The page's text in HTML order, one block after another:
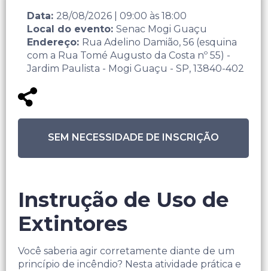
Data: 28/08/2026 09:00 às 18:00
Local do evento: Senac Mogi Guaçu
Endereço: Rua Adelino Damião, 56 (esquina
com a Rua Tomé Augusto da Costa nº 55) -
Jardim Paulista - Mogi Guaçu - SP, 13840-402
SEM NECESSIDADE DE INSCRIÇÃO
Instrução de Uso de
Extintores
Você saberia agir corretamente diante de um
princípio de incêndio? Nesta atividade prática e